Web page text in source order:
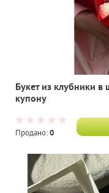
Букет из клубники
купону
Продано:0